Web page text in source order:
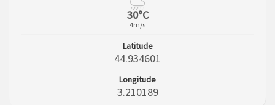
30°C
4m/s
Latitude
44.934601
Longitude
3.210189